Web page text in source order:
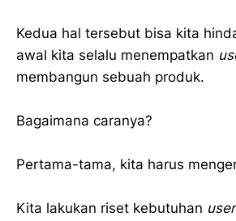
Kedua hal tersebut bisa kita
awal kita selalu menempatkan
membangun sebuah produk.
Bagaimana caranya?
Pertama-tama, kita harus
Kita lakukan riset kebutuhan user